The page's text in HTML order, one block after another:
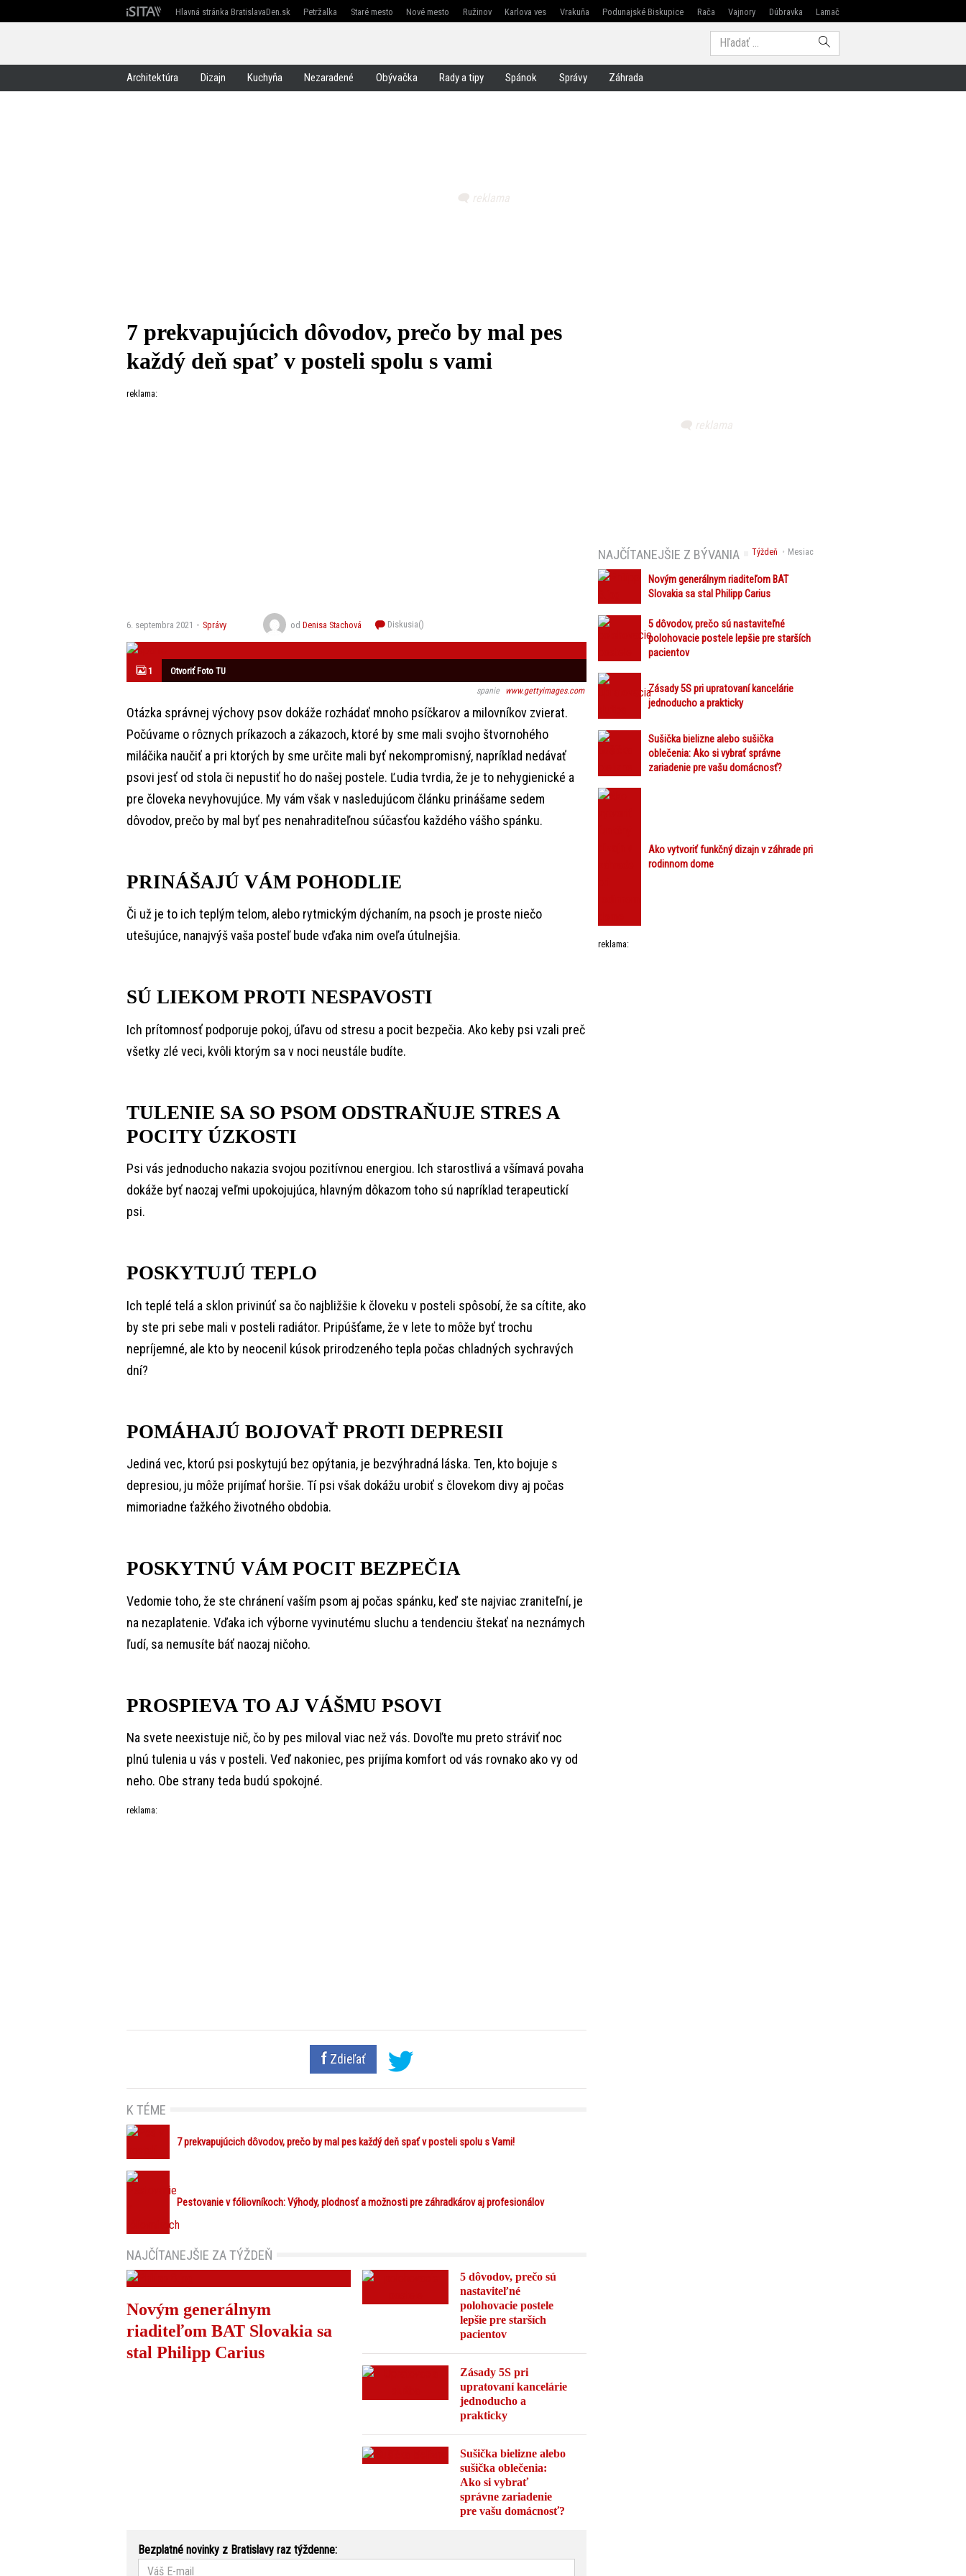
Hlavná stránka BratislavaDen.sk Petržalka Staré mesto Nové mesto Ružinov Karlova ves Vrakuňa Podunajské Biskupice Rača Vajnory Dúbravka
Lamač
Hľadať:
Architektúra Dizajn Kuchyňa Nezaradené Obývačka Rady a tipy Spánok Správy Záhrada
7 prekvapujúcich dôvodov, prečo by mal pes
každý deň spať v posteli spolu s vami
reklama:
6. septembra 2021 Správy odDenisa Stachová Diskusia()
1 Otvoriť Foto TU
spanie www.gettyimages.com
Otázka správnej výchovy psov dokáže rozhádať mnoho psíčkarov a milovníkov zvierat.
Počúvame o rôznych príkazoch a zákazoch, ktoré by sme mali svojho štvornohého
miláčika naučiť a pri ktorých by sme určite mali byť nekompromisný, napríklad nedávať
psovi jesť od stola či nepustiť ho do našej postele. Ľudia tvrdia, že je to nehygienické a
pre človeka nevyhovujúce. My vám však v nasledujúcom článku prinášame sedem
dôvodov, prečo by mal byť pes nenahraditeľnou súčasťou každého vášho spánku.
PRINÁŠAJÚ VÁM POHODLIE
Či už je to ich teplým telom, alebo rytmickým dýchaním, na psoch je proste niečo
utešujúce, nanajvýš vaša posteľ bude vďaka nim oveľa útulnejšia.
SÚ LIEKOM PROTI NESPAVOSTI
Ich prítomnosť podporuje pokoj, úľavu od stresu a pocit bezpečia. Ako keby psi vzali preč
všetky zlé veci, kvôli ktorým sa v noci neustále budíte.
TULENIE SA SO PSOM ODSTRAŇUJE STRES A
POCITY ÚZKOSTI
Psi vás jednoducho nakazia svojou pozitívnou energiou. Ich starostlivá a všímavá povaha
dokáže byť naozaj veľmi upokojujúca, hlavným dôkazom toho sú napríklad terapeutickí
psi.
POSKYTUJÚ TEPLO
Ich teplé telá a sklon privinúť sa čo najbližšie k človeku v posteli spôsobí, že sa cítite, ako
by ste pri sebe mali v posteli radiátor. Pripúšťame, že v lete to môže byť trochu
nepríjemné, ale kto by neocenil kúsok prirodzeného tepla počas chladných sychravých
dní?
POMÁHAJÚ BOJOVAŤ PROTI DEPRESII
Jediná vec, ktorú psi poskytujú bez opýtania, je bezvýhradná láska. Ten, kto bojuje s
depresiou, ju môže prijímať horšie. Tí psi však dokážu urobiť s človekom divy aj počas
mimoriadne ťažkého životného obdobia.
POSKYTNÚ VÁM POCIT BEZPEČIA
Vedomie toho, že ste chránení vaším psom aj počas spánku, keď ste najviac zraniteľní, je
na nezaplatenie. Vďaka ich výborne vyvinutému sluchu a tendenciu štekať na neznámych
ľudí, sa nemusíte báť naozaj ničoho.
PROSPIEVA TO AJ VÁŠMU PSOVI
Na svete neexistuje nič, čo by pes miloval viac než vás. Dovoľte mu preto stráviť noc
plnú tulenia u vás v posteli. Veď nakoniec, pes prijíma komfort od vás rovnako ako vy od
neho. Obe strany teda budú spokojné.
reklama:
Zdieľať
K TÉME
7 prekvapujúcich dôvodov, prečo by mal pes každý deň spať v posteli spolu s Vami!
Pestovanie v fóliovníkoch: Výhody, plodnosť a možnosti pre záhradkárov aj profesionálov
NAJČÍTANEJŠIE ZA TÝŽDEŇ
Novým generálnym
riaditeľom BAT Slovakia sa
stal Philipp Carius
5 dôvodov, prečo sú
nastaviteľné
polohovacie postele
lepšie pre starších
pacientov
Zásady 5S pri
upratovaní kancelárie
jednoducho a
prakticky
Sušička bielizne alebo
sušička oblečenia:
Ako si vybrať
správne zariadenie
pre vašu domácnosť?
Bezplatné novinky z Bratislavy raz týždenne:
Týždeň Mesiac
NAJČÍTANEJŠIE Z BÝVANIA
Novým generálnym riaditeľom BAT
Slovakia sa stal Philipp Carius
5 dôvodov, prečo sú nastaviteľné
polohovacie postele lepšie pre starších
pacientov
Zásady 5S pri upratovaní kancelárie
jednoducho a prakticky
Sušička bielizne alebo sušička
oblečenia: Ako si vybrať správne
zariadenie pre vašu domácnosť?
Ako vytvoriť funkčný dizajn v záhrade pri
rodinnom dome
reklama: